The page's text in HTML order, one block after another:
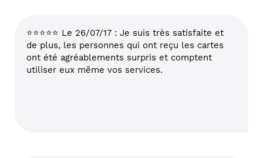
⭐⭐⭐⭐⭐ Le 26/07/17 : Je suis très satisfaite et
de plus, les personnes qui ont reçu les cartes
ont été agréablements surpris et comptent
utiliser eux même vos services.